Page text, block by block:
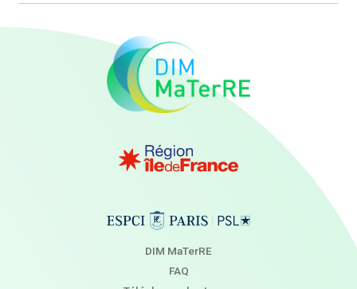
DIM MaTerRE
FAQ